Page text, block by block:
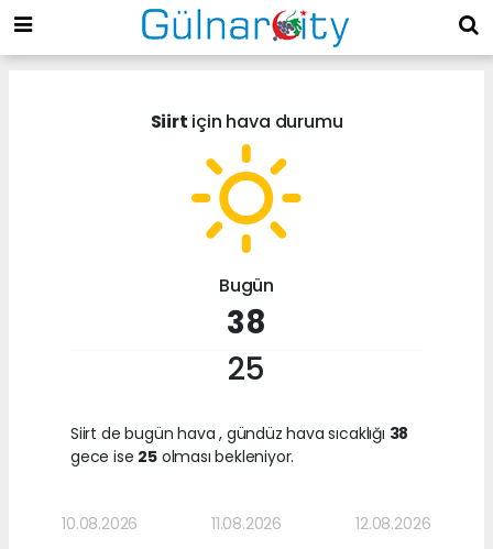
Siirt için hava durumu
Bugün
38
25
Siirt de bugün hava, gündüz hava sıcaklığı 38
gece ise 25olması bekleniyor.
10.08.2026 11.08.2026 12.08.2026